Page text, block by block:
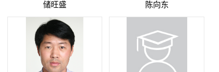
储旺盛 陈向东